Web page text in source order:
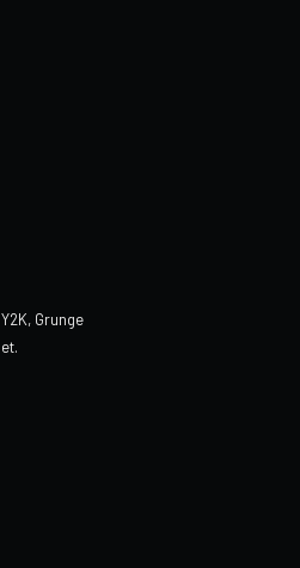
Grunge